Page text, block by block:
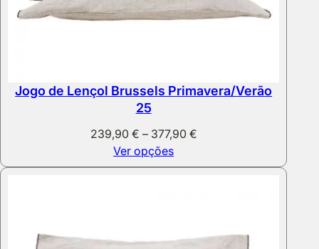
Jogo de Lençol Brussels Primavera/Verão
25
239,90 € – 377,90 €Price
239,90 €
Ver opções